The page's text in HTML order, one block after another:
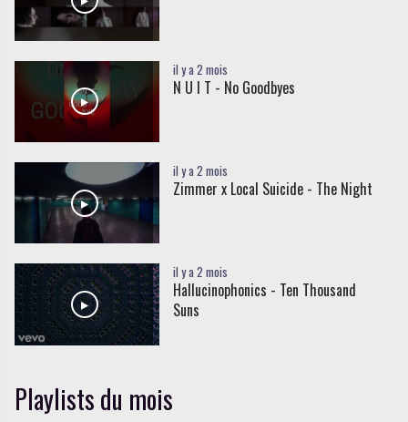
il y a 2 mois
N U I T - No Goodbyes
il y a 2 mois
Zimmer x Local Suicide - The Night
il y a 2 mois
Hallucinophonics - Ten Thousand
Suns
Playlists du mois